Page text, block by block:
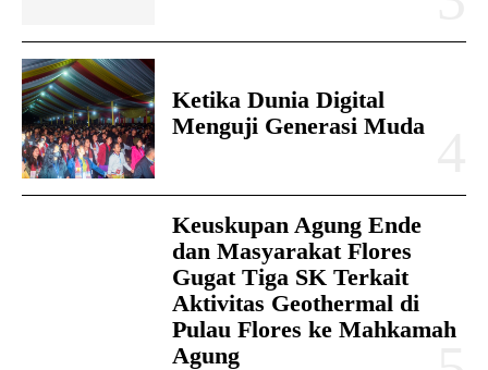
Ketika Dunia Digital
Menguji Generasi Muda
Keuskupan Agung Ende
dan Masyarakat Flores
Gugat Tiga SK Terkait
Aktivitas Geothermal di
Pulau Flores ke Mahkamah
Agung